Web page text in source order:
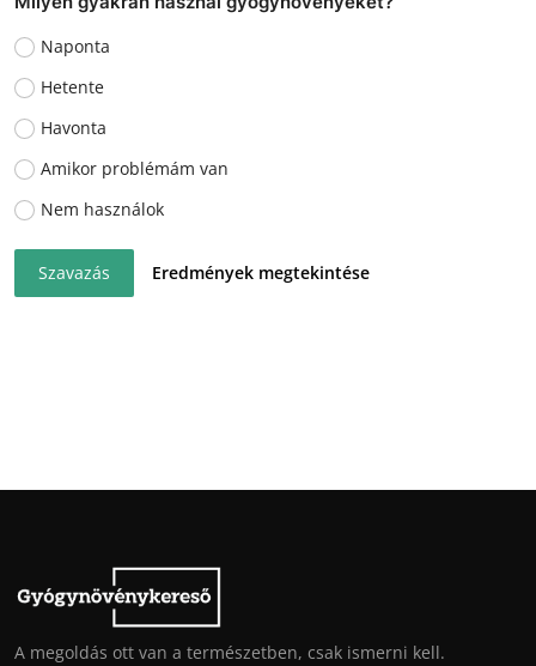
Naponta
Hetente
Havonta
Amikor problémám van
Nem használok
Szavazás Eredmények megtekintése
A megoldás ott van a természetben, csak ismerni kell.